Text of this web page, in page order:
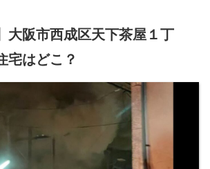
大阪市西成区天下茶屋１丁
宅はどこ？